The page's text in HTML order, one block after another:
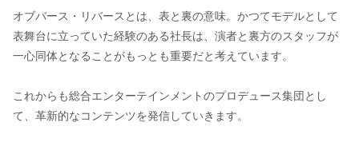
オブバース・リバースとは、表と裏の意味。かつてモデルとして
表舞台に立っていた経験のある社長は、演者と裏方のスタッフが
一心同体となることがもっとも重要だと考えています。
これからも総合エンターテインメントのプロデュース集団とし
て、革新的なコンテンツを発信していきます。